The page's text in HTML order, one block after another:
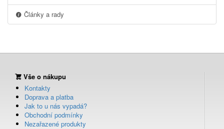
Články a rady
Vše o nákupu
Kontakty
Doprava a platba
Jak to u nás vypadá?
Obchodní podmínky
Nezařazené produkty